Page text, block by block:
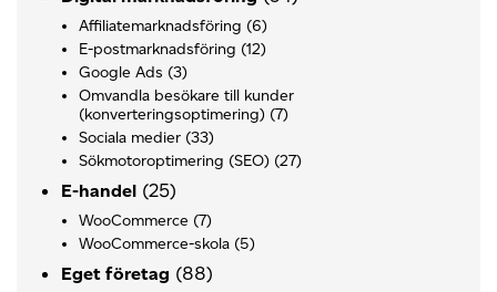
Affiliatemarknadsföring (6)
E-postmarknadsföring (12)
Google Ads (3)
Omvandla besökare till kunder
(konverteringsoptimering) (7)
Sociala medier (33)
Sökmotoroptimering (SEO) (27)
E-handel (25)
WooCommerce (7)
WooCommerce-skola (5)
Eget företag (88)